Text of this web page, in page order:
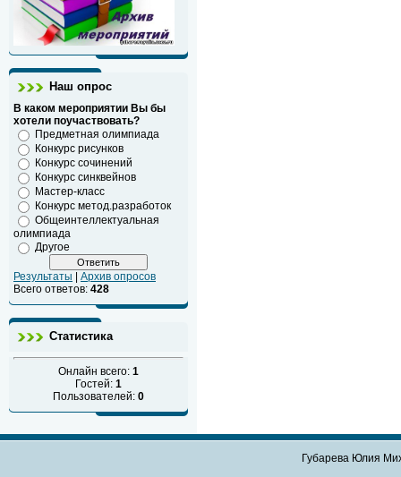
Наш опрос
В каком мероприятии Вы бы
хотели поучаствовать?
Предметная олимпиада
Конкурс рисунков
Конкурс сочинений
Конкурс синквейнов
Мастер-класс
Конкурс метод.разработок
Общеинтеллектуальная
олимпиада
Другое
Результаты
Архив опросов
Всего ответов: 428
Статистика
Онлайн всего: 1
Гостей: 1
Пользователей: 0
Губарева Юлия